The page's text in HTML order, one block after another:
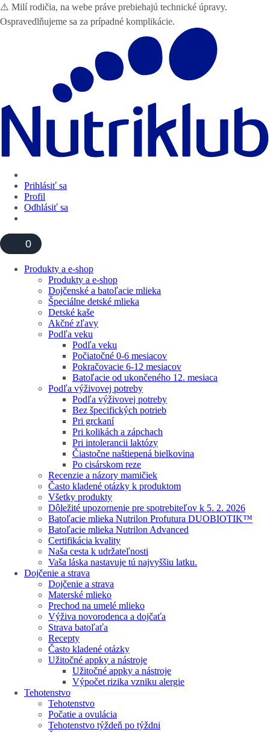
⚠️ Milí rodičia, na webe práve prebiehajú technické úpravy.
Ospravedlňujeme sa za prípadné komplikácie.
Prihlásiť sa
Profil
Odhlásiť sa
0
Produkty a e-shop
Produkty a e-shop
Dojčenské a batoľacie mlieka
Špeciálne detské mlieka
Detské kaše
Akčné zľavy
Podľa veku
Podľa veku
Počiatočné 0-6 mesiacov
Pokračovacie 6-12 mesiacov
Batoľacie od ukončeného 12. mesiaca
Podľa výživovej potreby
Podľa výživovej potreby
Bez špecifických potrieb
Pri grckaní
Pri kolikách a zápchach
Pri intolerancii laktózy
Čiastočne naštiepená bielkovina
Po cisárskom reze
Recenzie a názory mamičiek
Často kladené otázky k produktom
Všetky produkty
Dôležité upozornenie pre spotrebiteľov k 5. 2. 2026
Batoľacie mlieka Nutrilon Profutura DUOBIOTIK™
Batoľacie mlieka Nutrilon Advanced
Certifikácia kvality
Naša cesta k udržateľnosti
Vaša láska nastavuje tú najvyššiu latku.
Dojčenie a strava
Dojčenie a strava
Materské mlieko
Prechod na umelé mlieko
Výživa novorodenca a dojčaťa
Strava batoľaťa
Recepty
Často kladené otázky
Užitočné appky a nástroje
Užitočné appky a nástroje
Výpočet rizika vzniku alergie
Tehotenstvo
Tehotenstvo
Počatie a ovulácia
Tehotenstvo týždeň po týždni